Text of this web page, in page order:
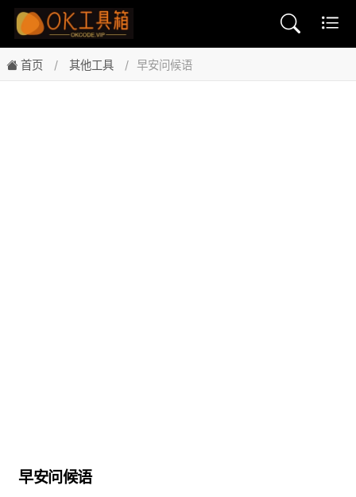
首页 其他工具 早安问候语
早安问候语